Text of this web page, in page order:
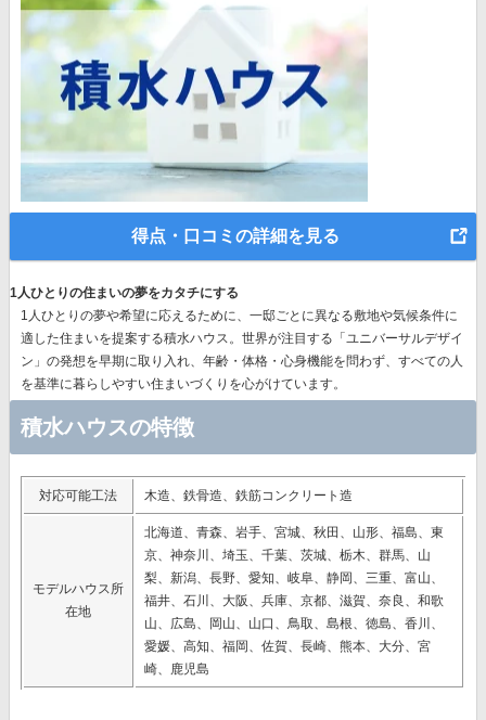
得点・口コミの詳細を見る
1人ひとりの住まいの夢をカタチにする
1人ひとりの夢や希望に応えるために、一邸ごとに異なる敷地や気候条件に
適した住まいを提案する積水ハウス。世界が注目する 「ユニバーサルデザイ
ン」の発想を早期に取り入れ、年齢・体格・心身機能を問わず、すべての人
を基準に暮らしやすい住まいづくりを心がけています。
積水ハウスの特徴
対応可能工法 木造、鉄骨造、鉄筋コンクリート造
モデルハウス所
在地
北海道、青森、岩手、宮城、秋田、山形、福島、東
京、神奈川、埼玉、千葉、茨城、栃木、群馬、山
梨、新潟、長野、愛知、岐阜、静岡、三重、富山、
福井、石川、大阪、兵庫、京都、滋賀、奈良、和歌
山、広島、岡山、山口、鳥取、島根、徳島、香川、
愛媛、高知、福岡、佐賀、長崎、熊本、大分、宮
崎、鹿児島